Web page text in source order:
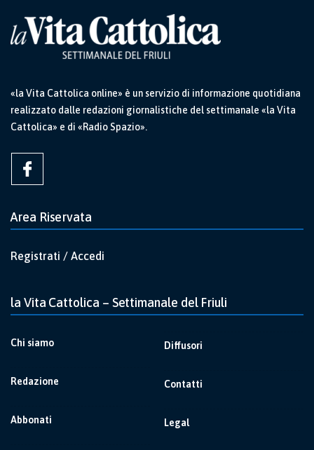
«la Vita Cattolica online» è un servizio di informazione quotidiana
realizzato dalle redazioni giornalistiche del settimanale «la Vita
Cattolica» e di «Radio Spazio».
Area Riservata
Registrati / Accedi
la Vita Cattolica – Settimanale del Friuli
Chi siamo
Redazione
Abbonati
Diffusori
Contatti
Legal